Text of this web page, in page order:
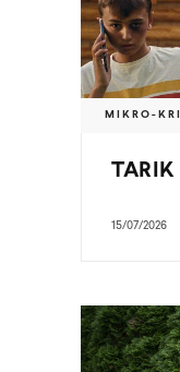
MIKRO-
15/07/2026